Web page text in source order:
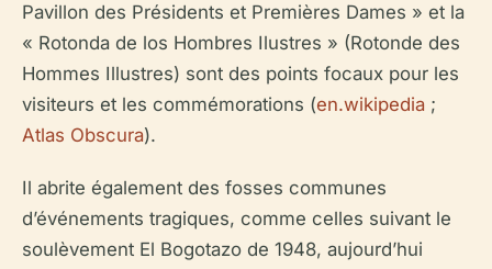
Pavillon des Présidents et Premières Dames » et la
« Rotonda de los Hombres Ilustres » (Rotonde des
Hommes Illustres) sont des points focaux pour les
visiteurs et les commémorations (en.wikipedia ;
Atlas Obscura).
Il abrite également des fosses communes
d’événements tragiques, comme celles suivant le
soulèvement El Bogotazo de 1948, aujourd’hui